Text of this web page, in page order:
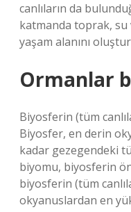
canlıların da
katmanda toprak, su
yaşam alanını
Ormanlar
Biyosferin (tüm
Biyosfer, en derin
kadar gezegendeki
biyomu, biyosferin
biyosferin (tüm
okyanuslardan en